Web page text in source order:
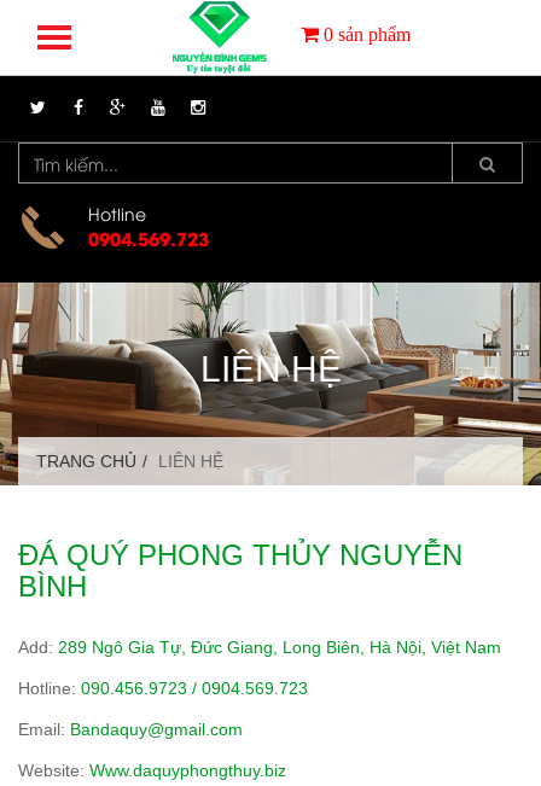
0 sản phẩm
Hotline
0904.569.723
LIÊN HỆ
TRANG CHỦ LIÊN HỆ
ĐÁ QUÝ PHONG THỦY NGUYỄN
BÌNH
Add: 289 Ngô Gia Tự, Đức Giang, Long Biên, Hà Nội, Việt Nam
Hotline: 090.456.9723 / 0904.569.723
Email: Bandaquy@gmail.com
Website: Www.daquyphongthuy.biz